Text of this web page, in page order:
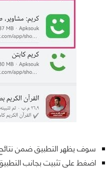
سوف يظهر التطبيق ضمن
اضغط على تثبيت بجانب